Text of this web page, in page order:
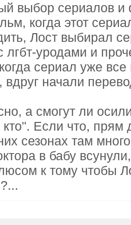
выбор сериалов и
когда этот
Лост выбирал
лгбт-уродами и
сериал уже
вдруг начали
а смогут ли
кто". Если что, прям
сезонах там
в бабу
к тому чтобы